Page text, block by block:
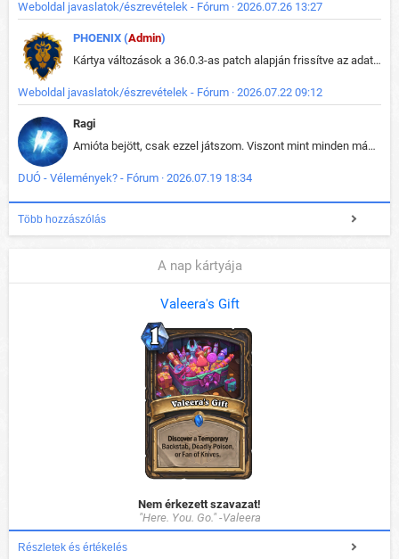
Weboldal javaslatok/észrevételek - Fórum · 2026.07.26 13:27
PHOENIX (Admin)
Kártya változások a 36.0.3-as patch alapján frissítve az adatbázisban (képek is cserélve).
Weboldal javaslatok/észrevételek - Fórum · 2026.07.22 09:12
Ragi
Amióta bejött, csak ezzel játszom. Viszont mint minden más - akár az alapjáték is, ez is baromira összetett lett. Néha már pár kör után is esélytelen az egész. Vagy irreállisan túltápol valaki, vagy lelép a partner, vagy csak hülye mint a segg. És amikor eljönne az én időm, na akkor jön el mindenki másé is. Engem jobban érdekelne, hogy ki milyen ratingen szokott játszani. Na ez lenne egy érdekes adat.
DUÓ - Vélemények? - Fórum · 2026.07.19 18:34
Több hozzászólás
A nap kártyája
Valeera's Gift
Nem érkezett szavazat!
"Here. You. Go." -Valeera
Részletek és értékelés